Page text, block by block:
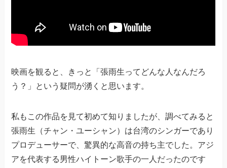
映画を観ると、きっと「張雨生ってどんな人なんだろ
う？」という疑問が湧くと思います。
私もこの作品を見て初めて知りましたが、調べてみると
張雨生（チャン・ユーシャン）は台湾のシンガーであり
プロデューサーで、驚異的な高音の持ち主でした。アジ
アを代表する男性ハイトーン歌手の一人だったのです